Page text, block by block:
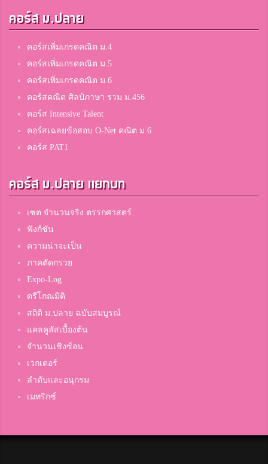
คอร์ส ม.ปลาย
คอร์สเพิ่มเกรดคณิต ม.4
คอร์สเพิ่มเกรดคณิต ม.5
คอร์สเพิ่มเกรดคณิต ม.6
คอร์สคณิต ศิลป์ภาษา รวม ม.456
คอร์ส Intensive Talent
คอร์สเฉลยข้อสอบ O-Net คณิต ม.6
คอร์ส PAT1
คอร์ส ม.ปลาย แยกบท
เซต จำนวนจริง ตรรกศาสตร์
ฟังก์ชัน
ความน่าจะเป็น
ภาคตัดกรวย
Expo-Log
ตรีโกณมิติ
สถิติ ม.ปลาย ฉบับสมบูรณ์
แคลคูลัสเบื้องต้น
จำนวนเชิงซ้อน
เวกเตอร์
ลำดับและอนุกรม
เมทริกซ์